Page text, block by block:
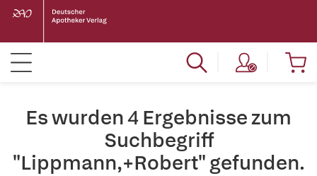
Es wurden 4 Ergebnisse zum
Suchbegriff
"Lippmann,+Robert" gefunden.